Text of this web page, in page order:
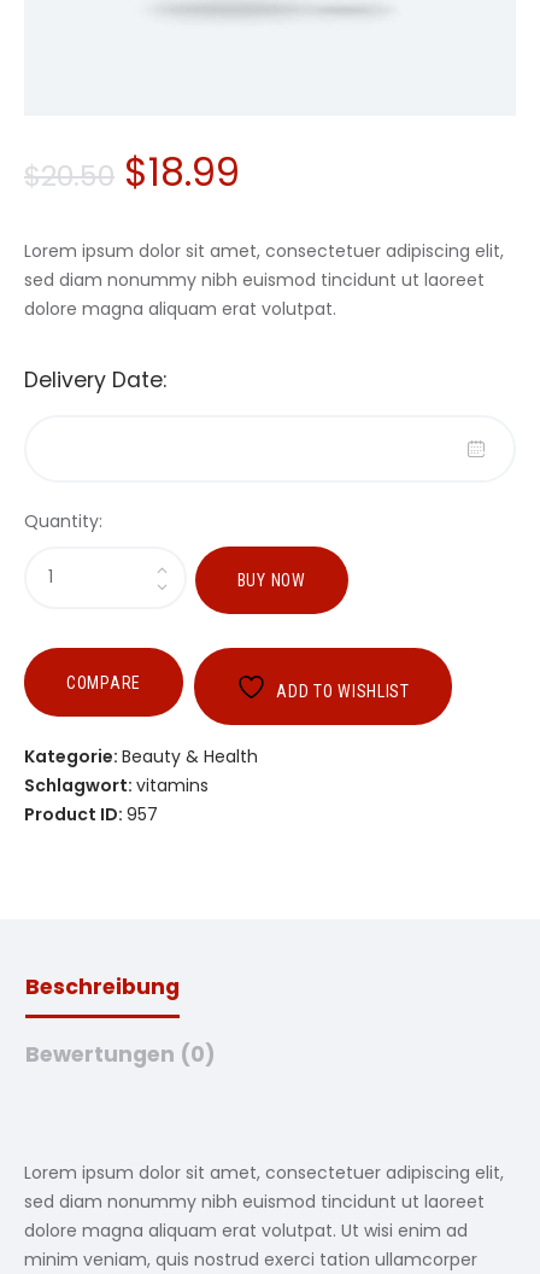
$20.50 $18.99
Lorem ipsum dolor sit amet, consectetuer adipiscing elit,
sed diam nonummy nibh euismod tincidunt ut laoreet
dolore magna aliquam erat volutpat.
Delivery Date:
Quantity:
BUY NOW
COMPARE ADD TO WISHLIST
Kategorie: Beauty & Health
Schlagwort: vitamins
Product ID: 957
Beschreibung
Bewertungen (0)
Lorem ipsum dolor sit amet, consectetuer adipiscing elit,
sed diam nonummy nibh euismod tincidunt ut laoreet
dolore magna aliquam erat volutpat. Ut wisi enim ad
minim veniam, quis nostrud exerci tation ullamcorper